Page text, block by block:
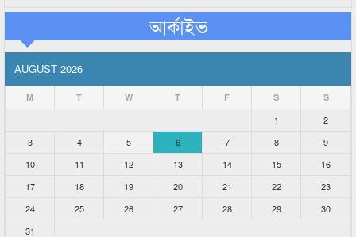
আর্কাইভ
AUGUST 2026
M T W T F S S
1
2
3
4 5 6 7 8
9
10
11 12 13 14 15
16
17
18 19 20 21 22
23
24
25 26 27 28 29
30
31